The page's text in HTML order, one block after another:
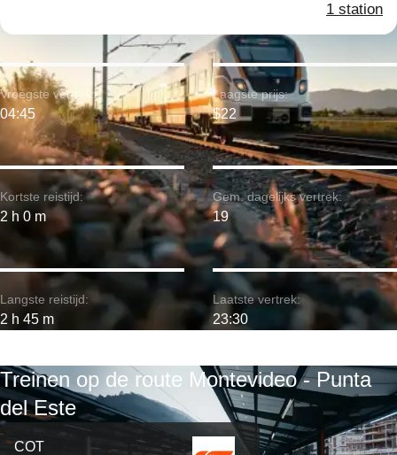
1 station
Kortste reistijd:
2 h 0 m
Vroegste vertrek:
04:45
Langste reistijd:
2 h 45 m
Laagste prijs:
$22
Gem. dagelijks vertrek:
19
Laatste vertrek:
23:30
Treinen op de route Montevideo - Punta
del Este
COT